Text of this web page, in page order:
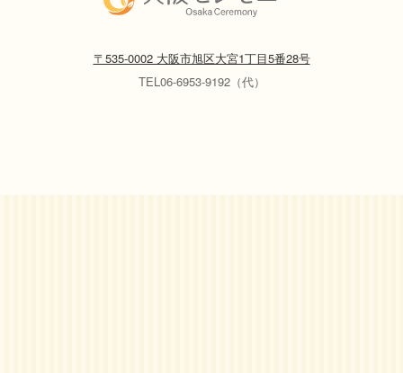
〒535-0002 大阪市旭区大宮1丁目5番28号
TEL06-6953-9192（代）